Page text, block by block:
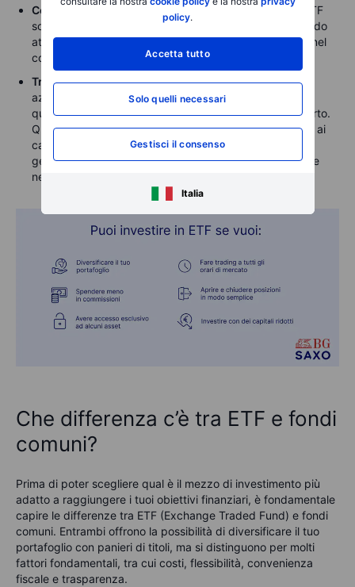
policy.
Accetta tutto
Solo quelli necessari
Gestisci il consenso
Italia
Commissioni annuali ridotte.
Dato che i costi degli ETF
sono solitamente inferiori a quelli dei fondi gestiti in modo
attivo, i risparmi contribuiscono alla crescita del saldo nel
corso del tempo.
Trading flessibile.Gli ETF vengono scambiati come le
azioni: gli investitori possono acquistarli o venderli in
qualsiasi momento a condizione che il mercato sia aperto.
Questo li rende un’ottima opzione per chi vuole reagire ai
cambiamenti dei mercati o avere la flessibilità di poter
gestire i propri investimenti in vari modi a seconda delle
necessità.
Che differenza c’è tra ETF e fondi
comuni?
Prima di poter scegliere qual è il mezzo di investimento più
adatto a raggiungere i tuoi obiettivi finanziari, è fondamentale
capire le differenze tra ETF (Exchange Traded Fund) e fondi
comuni. Entrambi offrono la possibilità di diversificare il tuo
portafoglio con panieri di titoli, ma si distinguono per molti
fattori fondamentali, tra cui costi, flessibilità, convenienza
fiscale e trasparenza.